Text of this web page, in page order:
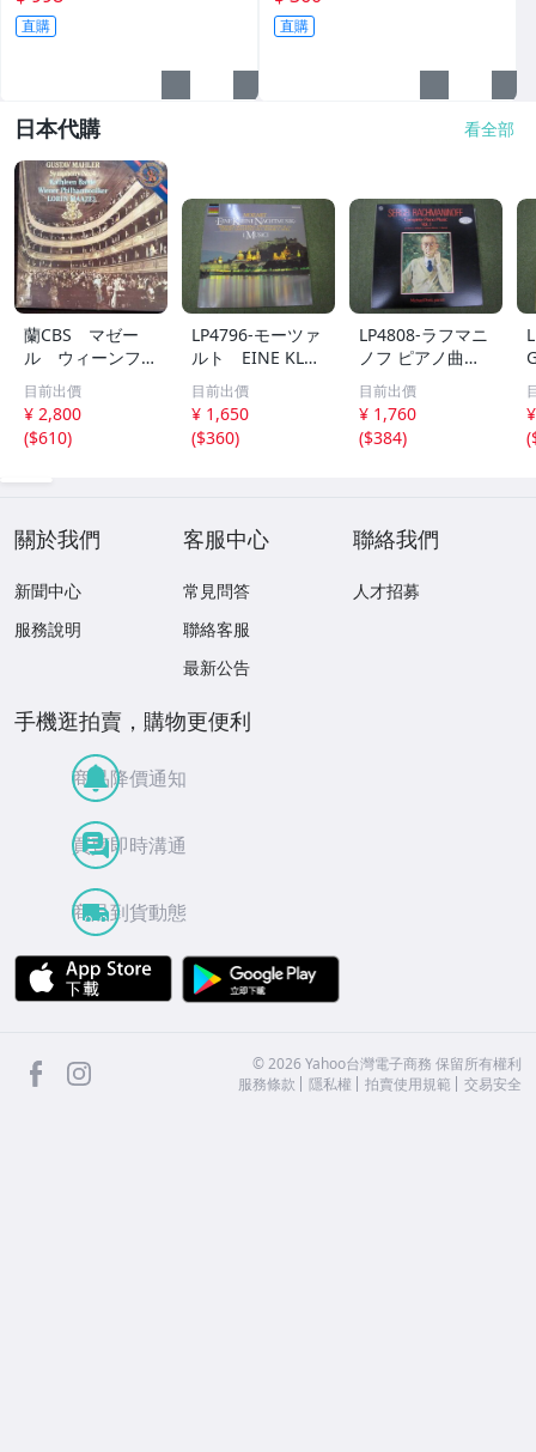
直購 直購
日本代購 看全部
蘭CBS マゼー
ル ウィーンフィ
ル バトル マー
ラー 交響曲第４
番 マゼール絶頂
期の録音
目前出價
¥ 2,800
($610)
LP4796-モーツァ
ルト EINE KLEI
NE NACHTMUSI
K
目前出價
¥ 1,650
($360)
LP4808-ラフマニ
ノフ ピアノ曲全
集 第１集 非売
品
目前出價
¥ 1,760
($384)
(
關於我們
新聞中心
服務說明
客服中心
常見問答
聯絡客服
最新公告
聯絡我們
人才招募
手機逛拍賣，購物更便利
商品降價通知
買賣即時溝通
商品到貨動態
APP Store
facebook ©2026 Yahoo台灣電子商務 保留所有權利
服務條款
隱私權 拍賣使用規範 交易安全